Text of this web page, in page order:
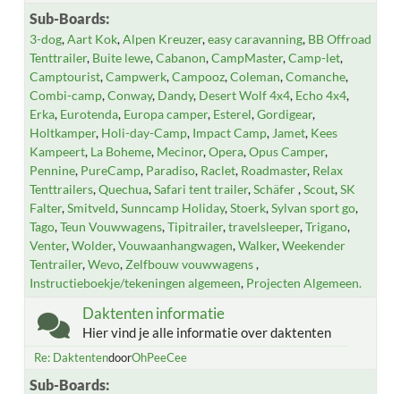
Sub-Boards
3-dog Aart Kok Alpen Kreuzer easy caravanning BB Offroad
Tenttrailer Buite lewe Cabanon CampMaster Camp-let
Camptourist Campwerk Campooz Coleman Comanche
Combi-camp Conway Dandy Desert Wolf 4x4 Echo 4x4
Erka Eurotenda Europa camper Esterel Gordigear
Holtkamper Holi-day-Camp Impact Camp Jamet Kees
Kampeert La Boheme Mecinor Opera Opus Camper
Pennine PureCamp Paradiso Raclet Roadmaster Relax
Tenttrailers Quechua Safari tent trailer Schäfer Scout SK
Falter Smitveld Sunncamp Holiday Stoerk Sylvan sport go
Tago Teun Vouwwagens Tipitrailer travelsleeper Trigano
Venter Wolder Vouwaanhangwagen Walker Weekender
Tentrailer Wevo Zelfbouw vouwwagens
Instructieboekje/tekeningen algemeen Projecten Algemeen.
Daktenten informatie
Hier vind je alle informatie over daktenten
Re: DaktentendoorOhPeeCee
Sub-Boards